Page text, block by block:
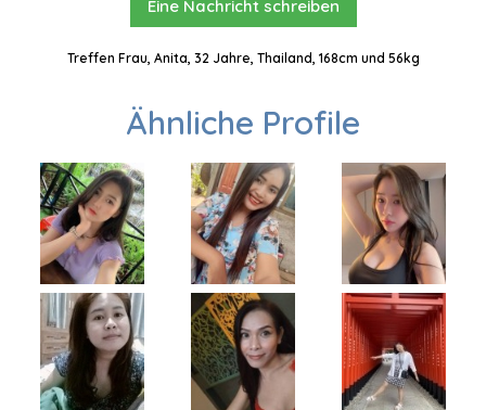
Eine Nachricht schreiben
Treffen Frau, Anita, 32 Jahre, Thailand, 168cm und 56kg
Ähnliche Profile